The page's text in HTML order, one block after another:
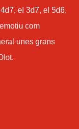
el 3d7, el 5d6,
com
unes grans